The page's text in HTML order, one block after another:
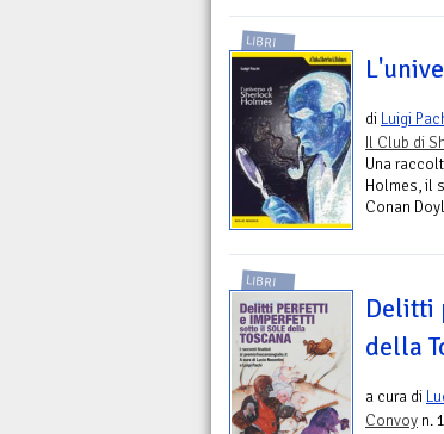
LIBRI
di Luigi
Il Club di
Una
Holmes, il
Conan
LIBRI
Delitti
della
a cura di
Convoy n.